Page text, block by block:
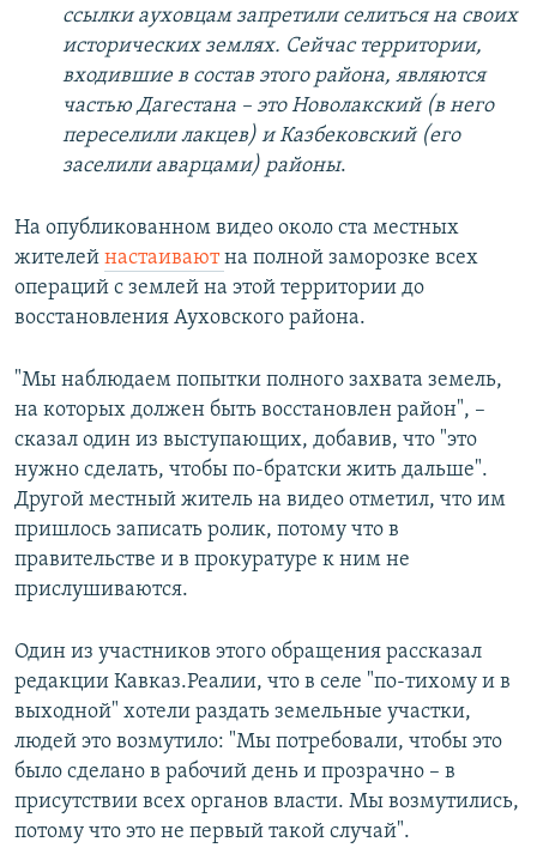
ссылки ауховцам запретили селиться на своих
исторических землях. Сейчас территории,
входившие в состав этого района, являются
частью Дагестана – это Новолакский (в него
переселили лакцев) и Казбековский (его
заселили аварцами) районы.
На опубликованном видео около ста местных
жителей настаиваютна полной заморозке всех
операций с землей на этой территории до
восстановления Ауховского района.
"Мы наблюдаем попытки полного захвата земель,
на которых должен быть восстановлен район", –
сказал один из выступающих, добавив, что "это
нужно сделать, чтобы по-братски жить дальше".
Другой местный житель на видео отметил, что им
пришлось записать ролик, потому что в
правительстве и в прокуратуре к ним не
прислушиваются.
Один из участников этого обращения рассказал
редакции Кавказ.Реалии, что в селе "по-тихому и в
выходной" хотели раздать земельные участки,
людей это возмутило: "Мы потребовали, чтобы это
было сделано в рабочий день и прозрачно – в
присутствии всех органов власти. Мы возмутились,
потому что это не первый такой случай".